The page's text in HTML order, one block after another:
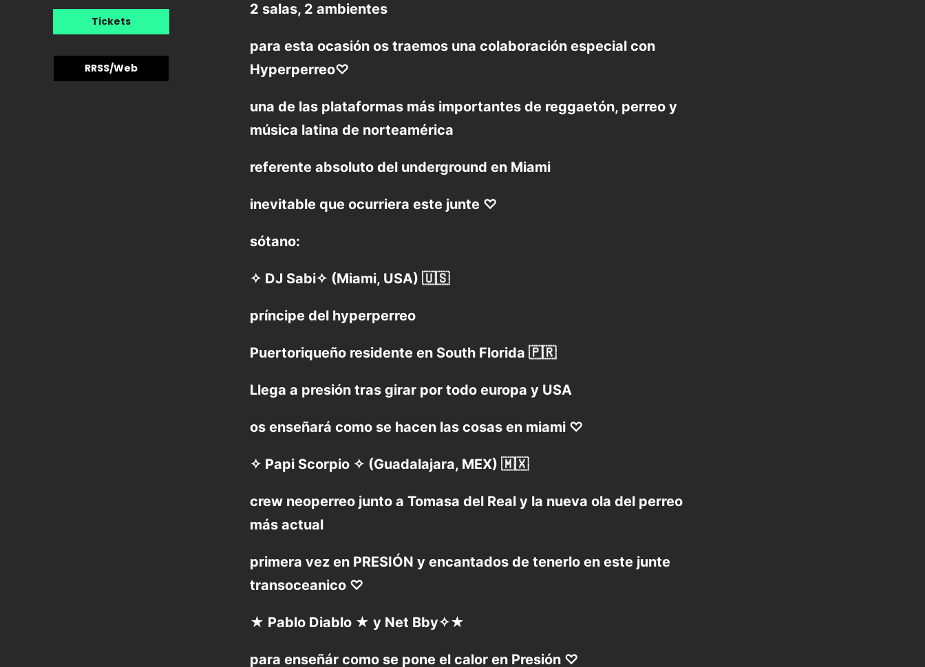
Tickets
RRSS/Web
2 salas, 2 ambientes
para esta ocasión os traemos una colaboración especial con
Hyperperreo♡
una de las plataformas más importantes de reggaetón, perreo y
música latina de norteamérica
referente absoluto del underground en Miami
inevitable que ocurriera este junte ♡
sótano:
✧ DJ Sabi✧ (Miami, USA) 🇺🇸
príncipe del hyperperreo
Puertoriqueño residente en South Florida 🇵🇷
Llega a presión tras girar por todo europa y USA
os enseñará como se hacen las cosas en miami ♡
✧ Papi Scorpio ✧ (Guadalajara, MEX) 🇲🇽
crew neoperreo junto a Tomasa del Real y la nueva ola del perreo
más actual
primera vez en PRESIÓN y encantados de tenerlo en este junte
transoceanico ♡
★ Pablo Diablo ★ y Net Bby✧★
para enseñár como se pone el calor en Presión ♡